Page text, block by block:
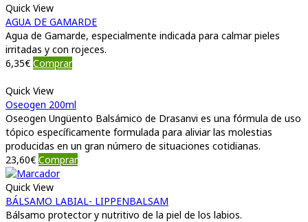
Quick View
AGUA DE GAMARDE
Agua de Gamarde, especialmente indicada para calmar pieles
irritadas y con rojeces.
6,35€ Comprar
Quick View
Oseogen 200ml
Oseogen Ungüento Balsámico de Drasanvi es una fórmula de uso
tópico específicamente formulada para aliviar las molestias
producidas en un gran número de situaciones cotidianas.
23,60€ Comprar
Quick View
BÁLSAMO LABIAL- LIPPENBALSAM
Bálsamo protector y nutritivo de la piel de los labios.